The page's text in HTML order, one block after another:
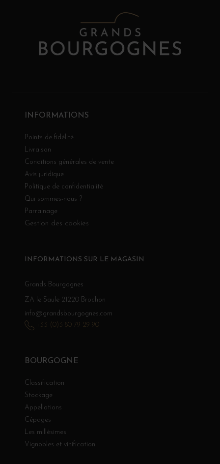
INFORMATIONS
Points de fidélité
Livraison
Conditions générales de vente
Avis juridique
Politique de confidentialité
Qui sommes-nous ?
Parrainage
Gestion des cookies
BOURGOGNE
Classification
Stockage
Appellations
Cépages
Les millésimes
Vignobles et vinification
INFORMATIONS SUR LE MAGASIN
Grands Bourgognes
ZA le Saule 21220 Brochon
info@grandsbourgognes.com
+33 (0)3 80 79 29 90